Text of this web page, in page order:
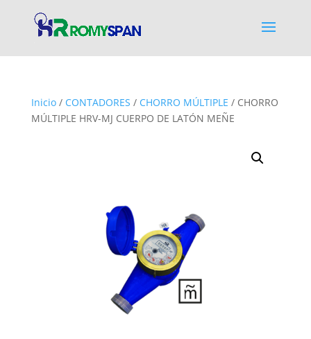
Inicio/ CONTADORES / CHORRO MÚLTIPLE / CHORRO
MÚLTIPLE HRV-MJ CUERPO DE LATÓN MEÑE